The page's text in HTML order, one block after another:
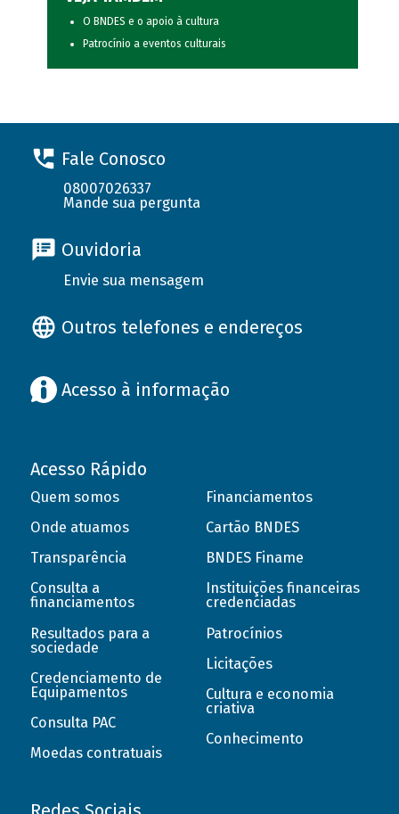
O BNDES e o apoio à cultura
Patrocínio a eventos culturais
Fale Conosco
08007026337
Mande sua pergunta
Ouvidoria
Envie sua mensagem
Outros telefones e endereços
Acesso à informação
Acesso Rápido
Quem somos
Onde atuamos
Transparência
Consulta a
financiamentos
Resultados para a
sociedade
Credenciamento de
Equipamentos
Consulta PAC
Moedas contratuais
Financiamentos
Cartão BNDES
BNDES Finame
Instituições financeiras
credenciadas
Patrocínios
Licitações
Cultura e economia
criativa
Conhecimento